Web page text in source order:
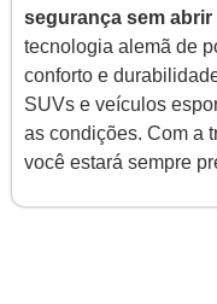
segurança sem
tecnologia alemã de
conforto e
SUVs e veículos
as condições. Com a
você estará sempre